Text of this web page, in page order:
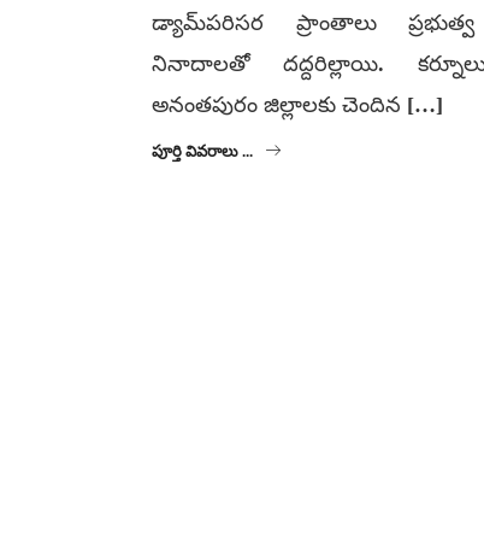
డ్యామ్‌పరిసర ప్రాంతాలు
నినాదాలతో దద్దరిల్లాయి.
అనంతపురం జిల్లాలకు చెందిన […]
పూర్తి వివరాలు ...